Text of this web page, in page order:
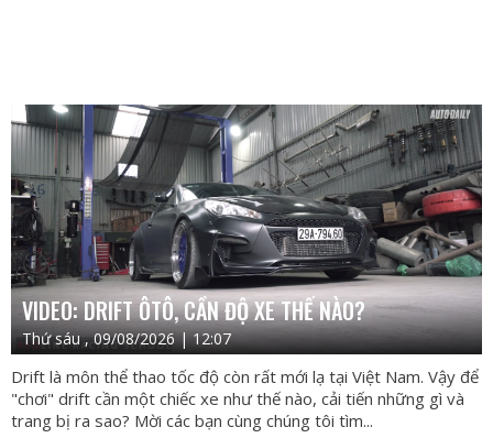
VIDEO: DRIFT ÔTÔ, CẦN ĐỘ XE THẾ NÀO?
Thứ sáu , 09/08/2026 | 12:07
Drift là môn thể thao tốc độ còn rất mới lạ tại Việt Nam. Vậy để
"chơi" drift cần một chiếc xe như thế nào, cải tiến những gì và
trang bị ra sao? Mời các bạn cùng chúng tôi tìm...